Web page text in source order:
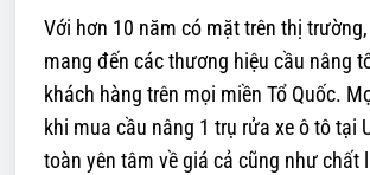
Với hơn 10 năm có mặt trên thị
mang đến các thương hiệu cầu nâng
khách hàng trên mọi miền Tổ Quốc.
khi mua cầu nâng 1 trụ rửa xe ô tô tại
toàn yên tâm về giá cả cũng như chất